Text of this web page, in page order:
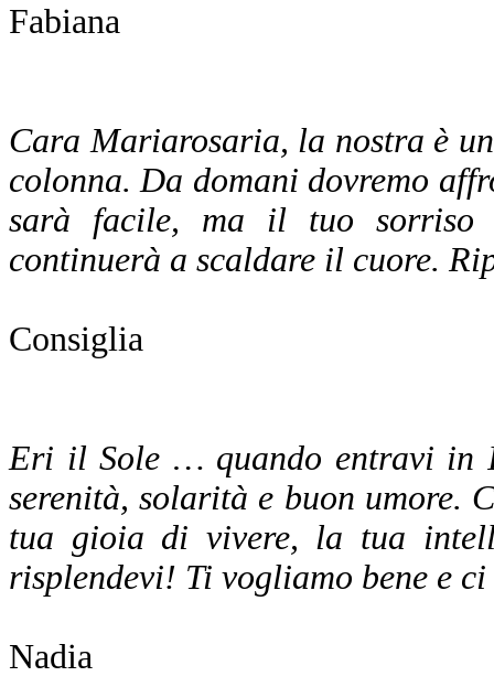
Fabiana
Cara Mariarosaria, la nostra è
colonna. Da domani dovremo
sarà facile, ma il tuo sorriso
continuerà a scaldare il cuore.
Consiglia
Eri il Sole … quando entravi in
serenità, solarità e buon umore.
tua gioia di vivere, la tua
risplendevi! Ti vogliamo bene e
Nadia